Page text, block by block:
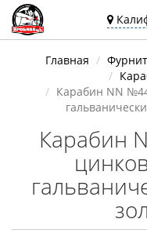
Главная
Карабин NN
Карабин